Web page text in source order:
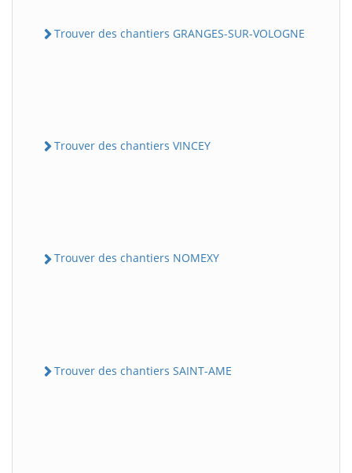
Trouver des chantiers GRANGES-SUR-VOLOGNE
Trouver des chantiers VINCEY
Trouver des chantiers NOMEXY
Trouver des chantiers SAINT-AME